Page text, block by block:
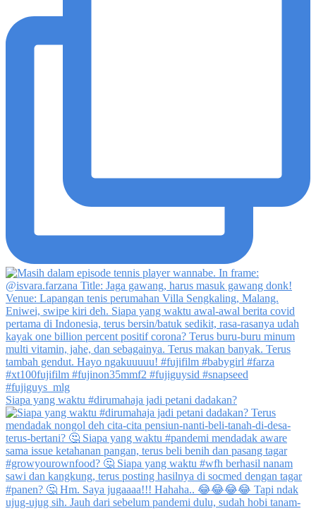
Siapa yang waktu #dirumahaja jadi petani dadakan?